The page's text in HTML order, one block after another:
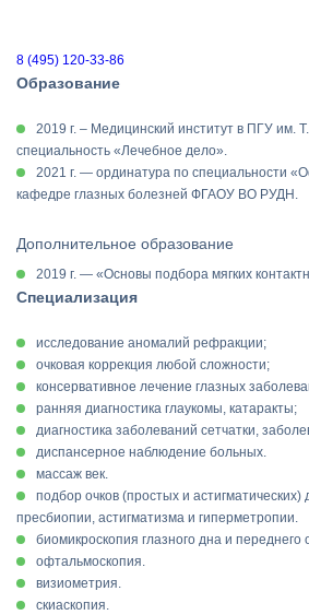
8 (495) 120-33-86
Образование
2019 г. – Медицинский институт в ПГУ им.
специальность «Лечебное дело».
2021 г. — ординатура по специальности
кафедре глазных болезней ФГАОУ ВО РУДН.
Дополнительное образование
2019 г. — «Основы подбора мягких
Специализация
исследование аномалий рефракции;
очковая коррекция любой сложности;
консервативное лечение глазных
ранняя диагностика глаукомы, катаракты;
диагностика заболеваний сетчатки,
диспансерное наблюдение больных.
массаж век.
подбор очков (простых и
пресбиопии, астигматизма и гиперметропии.
биомикроскопия глазного дна и переднего
офтальмоскопия.
визиометрия.
скиаскопия.